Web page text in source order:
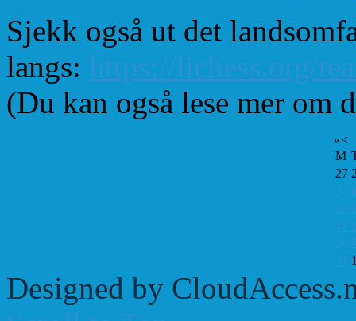
Sjekk også ut det
langs: https://lichess.org/
(Du kan også lese mer om
«<
M
27
3
10
17
24
31
Designed by